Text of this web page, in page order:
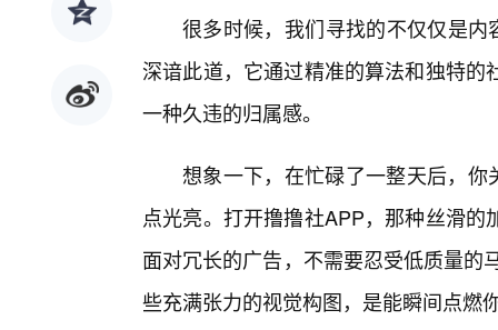
很多时候，我们寻找的不仅仅是内
深谙此道，它通过精准的算法和独特
一种久违的归属感。
想象一下，在忙碌了一整天后，你
点光亮。打开撸撸社APP，那种丝滑
面对冗长的广告，不需要忍受低质量的
些充满张力的视觉构图，是能瞬间点燃